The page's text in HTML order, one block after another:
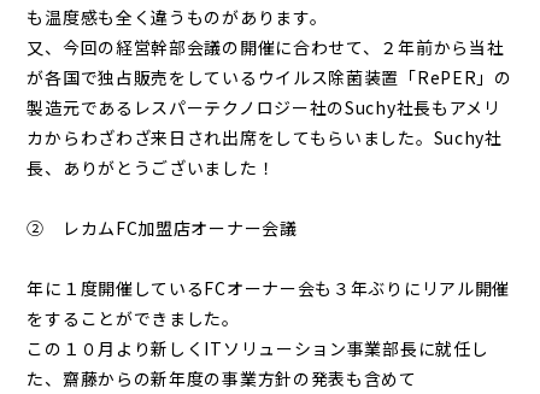
も温度感も全く違うものがあります。
又、今回の経営幹部会議の開催に合わせて、２年前から当社
が各国で独占販売をしているウイルス除菌装置「RePER」の
製造元であるレスパーテクノロジー社のSuchy社長もアメリ
カからわざわざ来日され出席をしてもらいました。Suchy社
長、ありがとうございました！
② レカムFC加盟店オーナー会議
年に１度開催しているFCオーナー会も３年ぶりにリアル開催
をすることができました。
この１０月より新しくITソリューション事業部長に就任し
た、齋藤からの新年度の事業方針の発表も含めて